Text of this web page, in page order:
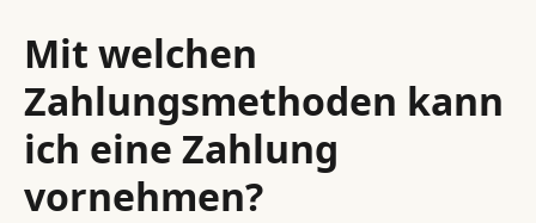
Mit welchen
Zahlungsmethoden kann
ich eine Zahlung
vornehmen?